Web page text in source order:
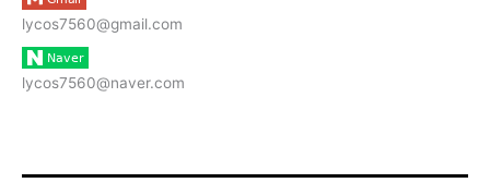
lycos7560@gmail.com
lycos7560@naver.com